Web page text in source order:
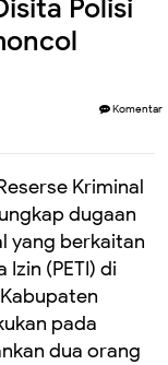
Polisi
Komentar
Kriminal
dugaan
yang berkaitan
(PETI) di
pada
dua orang